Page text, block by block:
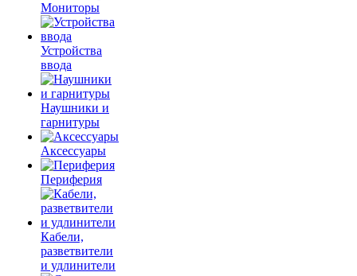
Мониторы
Устройства
ввода
Наушники и
гарнитуры
Аксессуары
Периферия
Кабели,
разветвители
и удлинители